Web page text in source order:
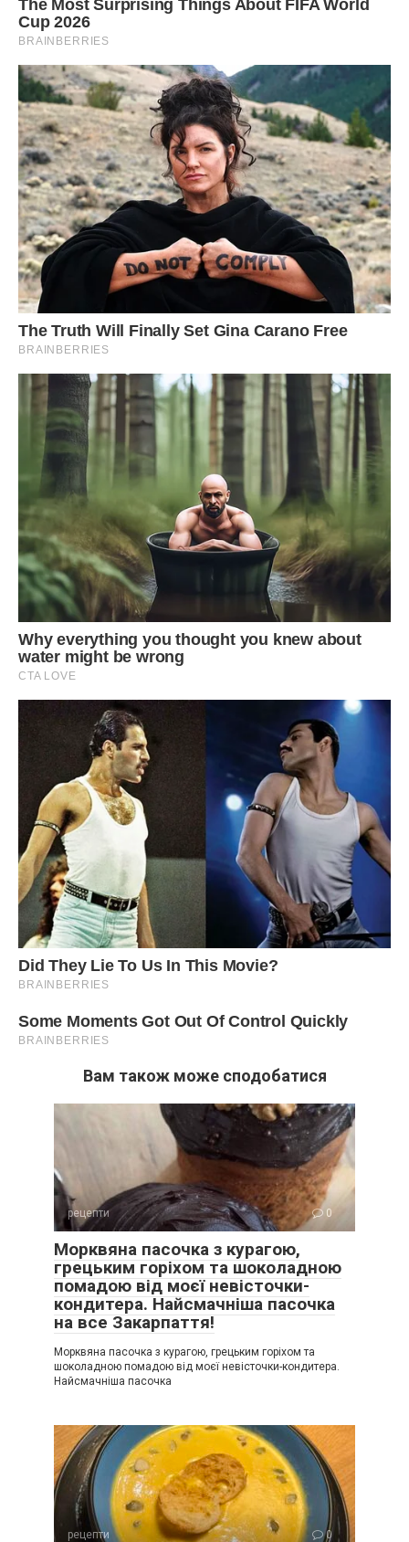
Вам також може сподобатися
рецепти 0
Морквяна пасочка з курагою,
грецьким горіхом та шоколадною
помадою від моєї невісточки-
кондитера. Найсмачніша пасочка
на все Закарпаття!
Морквяна пасочка з курагою, грецьким горіхом та
шоколадною помадою від моєї невісточки-кондитера.
Найсмачніша пасочка
рецепти 0